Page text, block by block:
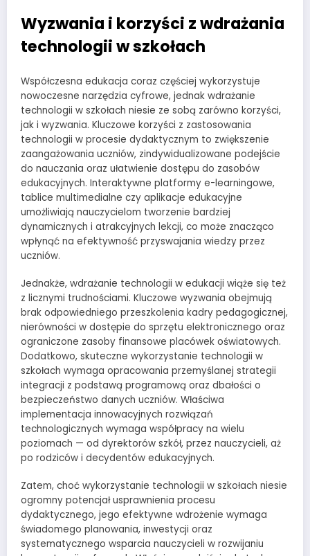
Wyzwania i korzyści z wdrażania
technologii w szkołach
Współczesna edukacja coraz częściej wykorzystuje
nowoczesne narzędzia cyfrowe, jednak wdrażanie
technologii w szkołach niesie ze sobą zarówno korzyści,
jak i wyzwania. Kluczowe korzyści z zastosowania
technologii w procesie dydaktycznym to zwiększenie
zaangażowania uczniów, zindywidualizowane podejście
do nauczania oraz ułatwienie dostępu do zasobów
edukacyjnych. Interaktywne platformy e-learningowe,
tablice multimedialne czy aplikacje edukacyjne
umożliwiają nauczycielom tworzenie bardziej
dynamicznych i atrakcyjnych lekcji, co może znacząco
wpłynąć na efektywność przyswajania wiedzy przez
uczniów.
Jednakże, wdrażanie technologii w edukacji wiąże się też
z licznymi trudnościami. Kluczowe wyzwania obejmują
brak odpowiedniego przeszkolenia kadry pedagogicznej,
nierówności w dostępie do sprzętu elektronicznego oraz
ograniczone zasoby finansowe placówek oświatowych.
Dodatkowo, skuteczne wykorzystanie technologii w
szkołach wymaga opracowania przemyślanej strategii
integracji z podstawą programową oraz dbałości o
bezpieczeństwo danych uczniów. Właściwa
implementacja innowacyjnych rozwiązań
technologicznych wymaga współpracy na wielu
poziomach — od dyrektorów szkół, przez nauczycieli, aż
po rodziców i decydentów edukacyjnych.
Zatem, choć wykorzystanie technologii w szkołach niesie
ogromny potencjał usprawnienia procesu
dydaktycznego, jego efektywne wdrożenie wymaga
świadomego planowania, inwestycji oraz
systematycznego wsparcia nauczycieli w rozwijaniu